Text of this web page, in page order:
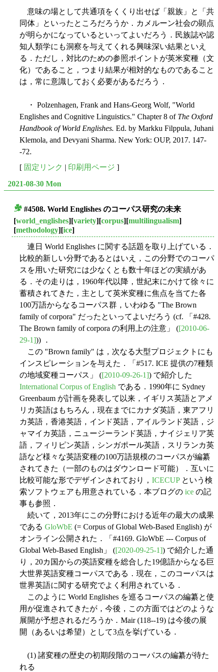
意味の場として共通項をくくり出せば「親族」と「共
同体」といったところだろうか．カメルーン社会の顕点
が明らかになっているといってよいだろう．民族誌や認
知人類学にも洞察を与えてくれる興味深い結果といえ
る．ただし，対比のための参照ポイントが英米変種（文
化）であること，つまり結果が相対的なものであること
は，常に意識しておく必要があるだろう．
・ Polzenhagen, Frank and Hans-Georg Wolf, "World
Englishes and Cognitive Linguistics." Chapter 8 of The Oxford
Handbook of World Englishes. Ed. by Markku Filppula, Juhani
Klemola, and Devyani Sharma. New York: OUP, 2017. 147-
-72.
[ 固定リンク | 印刷用ページ ]
2021-08-30 Mon
#4508. World Englishes のコーパス研究の未来
[world_englishes][variety][corpus][multilingualism]
[methodology][ice]
連日 World Englishes に関する話題を取り上げている．
比較的新しい分野であるとはいえ，この分野でのコーパ
スを用いた研究には少なくとも数十年ほどの実績があ
る．その走りは，1960年代以降，世紀末にかけて徐々に
蓄積されてきた，主として英米変種に焦点を当てた各
100万語からなるコーパス群，いわゆる "The Brown
family of corpora" だったといってよいだろう (cf. 「#428.
The Brown family of corpora の利用上の注意」 ([2010-06-
29-1])) ．
この "Brown family" は，次なる大型プロジェクトにも
インスピレーションを与えた．「#517. ICE 提供の7種類
の地域変種コーパス」 ([2010-09-26-1]) で紹介した
International Corpus of English である．1990年に Sydney
Greenbaum が計画を発表して以来，イギリス英語とアメ
リカ英語はもちろん，現在までにカナダ英語，東アフリ
カ英語，香港英語，インド英語，アイルランド英語，ジ
ャマイカ英語，ニュージーランド英語，ナイジェリア英
語，フィリピン英語，シンガポール英語，スリランカ英
語など様々な英語変種の100万語規模のコーパスが編纂
されてきた（一部のものはダウンロード可能）．互いに
比較可能な形でデザインされており， ICECUPという検
索ソフトウェアも用意されている．本ブログの ice の記
事も参照．
続いて，2013年にこの分野における近年の最大の成果
である GloWbE (= Corpus of Global Web-Based English) が
オンライン公開された．「#4169. GloWbE --- Corpus of
Global Web-Based English」 ([2020-09-25-1]) で紹介した通
り，20カ国からの英語変種を総合した19億語からなる巨
大世界英語変種コーパスである．現在，このコーパスは
世界英語に関する研究でよく利用されている．
このように World Englishes を巡るコーパスの編纂と使
用が促進されてきたが，今後，この方面ではどのような
展開が予想されるだろうか．Mair (118--19) は今後の展
開（あるいは希望）として3点を挙げている．
(1) 諸変種の歴史の初期段階のコーパスの編纂が待た
れる